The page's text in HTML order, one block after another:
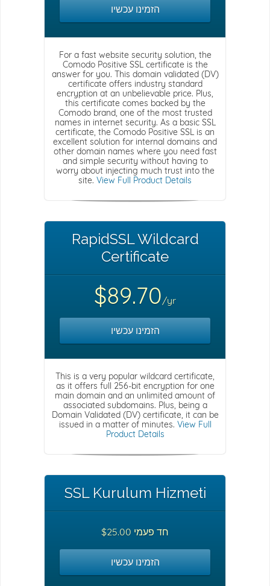
הזמינו עכשיו
For a fast website security solution, the
Comodo Positive SSL certificate is the
answer for you. This domain validated (DV)
certificate offers industry standard
encryption at an unbelievable price. Plus,
this certificate comes backed by the
Comodo brand, one of the most trusted
names in internet security. As a basic SSL
certificate, the Comodo Positive SSL is an
excellent solution for internal domains and
other domain names where you need fast
and simple security without having to
worry about injecting much trust into the
site. View Full Product Details
RapidSSL Wildcard
Certificate
$89.70/yr
הזמינו עכשיו
This is a very popular wildcard certificate,
as it offers full 256-bit encryption for one
main domain and an unlimited amount of
associated subdomains. Plus, being a
Domain Validated (DV) certificate, it can be
issued in a matter of minutes. View Full
Product Details
SSL Kurulum Hizmeti
$25.00 חד פעמי
הזמינו עכשיו